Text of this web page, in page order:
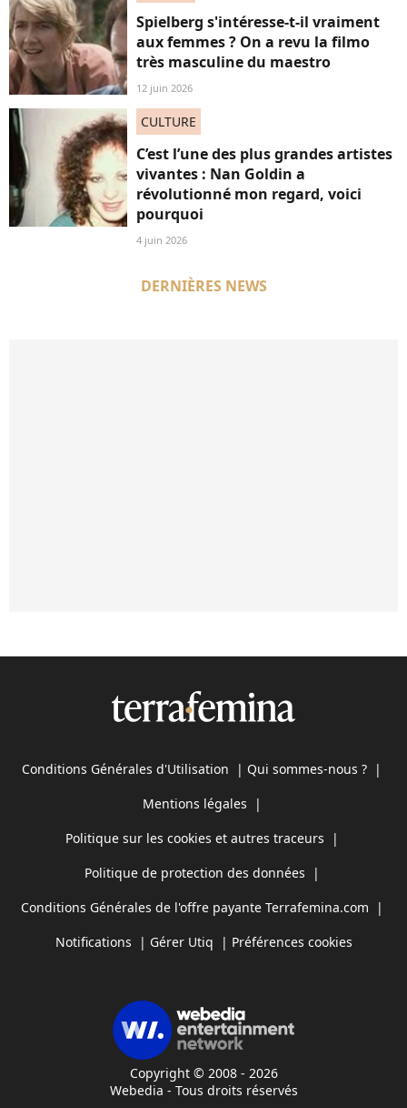
Spielberg s'intéresse-t-il vraiment
aux femmes ? On a revu la filmo
très masculine du maestro
12 juin 2026
CULTURE
C’est l’une des plus grandes artistes
vivantes : Nan Goldin a
révolutionné mon regard, voici
pourquoi
4 juin 2026
DERNIÈRES NEWS
Conditions Générales d'Utilisation | Qui sommes-nous ? |
Mentions légales |
Politique sur les cookies et autres traceurs |
Politique de protection des données |
Conditions Générales de l'offre payante Terrafemina.com |
Notifications | Gérer Utiq | Préférences cookies
Copyright © 2008 - 2026
Webedia - Tous droits réservés